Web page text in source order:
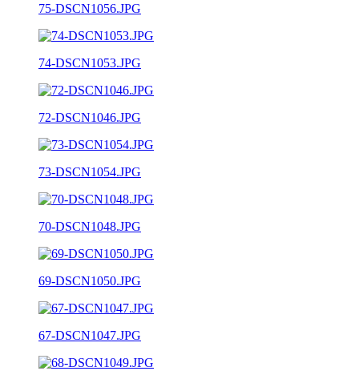
75-DSCN1056.JPG
74-DSCN1053.JPG
72-DSCN1046.JPG
73-DSCN1054.JPG
70-DSCN1048.JPG
69-DSCN1050.JPG
67-DSCN1047.JPG